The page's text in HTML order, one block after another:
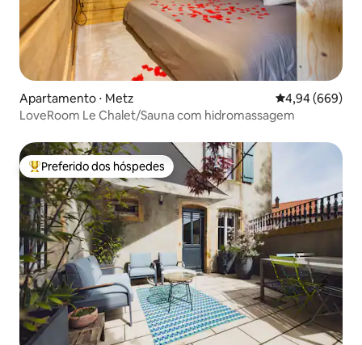
Apartamento ⋅ Metz 4,94 de uma
4,94 (669)
LoveRoom Le Chalet/Sauna com hidromassagem
Entre os melhores preferidos dos hóspedes
Preferido dos hóspedes